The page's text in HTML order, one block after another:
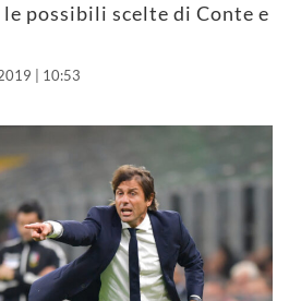
le possibili scelte di Conte e
| 10:53